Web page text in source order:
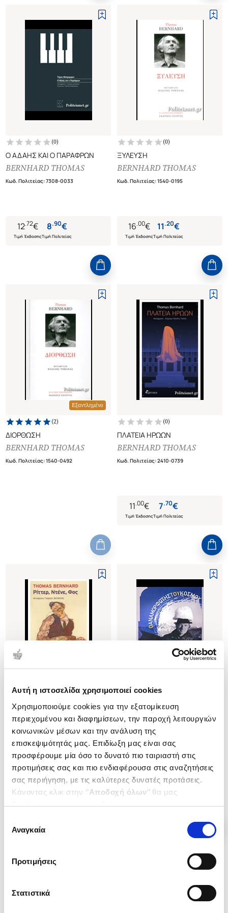
Αυτή η ιστοσελίδα χρησιμοποιεί cookies
Χρησιμοποιούμε cookies για την εξατομίκευση
περιεχομένου και διαφημίσεων, την παροχή λειτουργιών
κοινωνικών μέσων και την ανάλυση της
επισκεψιμότητάς μας. Επιδίωξη μας είναι σας
προσφέρουμε μία όσο το δυνατό πιο ταιριαστή στις
προτιμήσεις σας και πιο ενδιαφέρουσα στις αναζητήσεις
σας περιήγηση, με τις καλύτερες δυνατές προτάσεις.
Κάνοντας κλικ στην ‘’Αποδοχή όλων’’ θα μας
βοηθήσετε να ανταποκριθούμε στα παραπάνω.
ενδιαφέρουν και να επιλέξετε από τα παρακάτω με την
΄΄και να ενημερωθείτε σχετικά με
συγκατάθεσης
Αναγκαία
Προτιμήσεις
Στατιστικά
(0)
Ο ΑΔΑΗΣ ΚΑΙ Ο ΠΑΡΑΦΡΩΝ
BERNHARD THOMAS
Κωδ. Πολιτείας:7308-0033
12.72€
Τιμή Έκδοσης
8.90€
Τιμή Πολιτείας
(0)
ΞΥΛΕΥΣΗ
BERNHARD THOMAS
Κωδ. Πολιτείας:1540-0195
16.00€
Τιμή Έκδοσης
11.20€
Τιμή Πολιτείας
Εξαντλημένο
(2)
ΔΙΟΡΘΩΣΗ
BERNHARD THOMAS
Κωδ. Πολιτείας:1540-0492
(0)
ΠΛΑΤΕΙΑ ΗΡΩΩΝ
BERNHARD THOMAS
Κωδ. Πολιτείας:2410-0739
11.00€
Τιμή Έκδοσης
7.70€
Τιμή Πολιτείας
ΡΙΤΤΕΡ, ΝΤΕΝΕ, ΦΟΣ
BERNHARD THOMAS
Κωδ. Πολιτείας: 2410-0836
11. 00€
Τιμή Έκδοσης
7 .70€
Τιμή Πολιτείας
Ο ΑΝΑΜΟΡΦΩΤΗΣ ΤΟΥ ΚΟΣΜΟΥ
BERNHARD THOMAS
Κωδ. Πολιτείας:2804-0017
17.67€
Τιμή Έκδοσης
13.25€
Τιμή Πολιτείας